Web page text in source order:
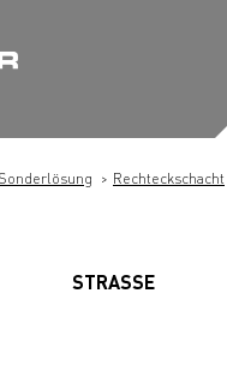
Sonderlösung Rechteckschacht
STRASSE